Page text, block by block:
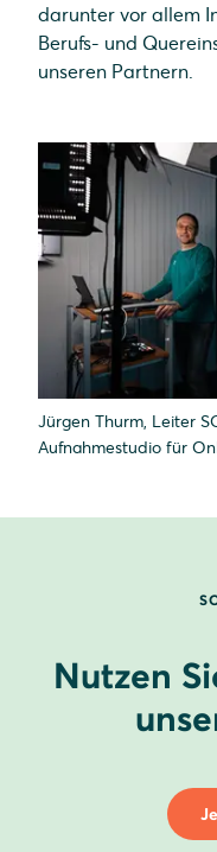
darunter vor allem
Berufs- und
unseren Partnern.
Jürgen Thurm, Leiter
Aufnahmestudio für
Nutzen